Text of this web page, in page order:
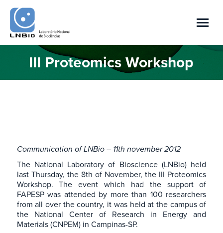
III Proteomics Workshop
Você está aqui:
Communication of LNBio – 11th november 2012
The National Laboratory of Bioscience (LNBio) held
last Thursday, the 8th of November, the III Proteomics
Workshop. The event which had the support of
FAPESP was attended by more than 100 researchers
from all over the country, it was held at the campus of
the National Center of Research in Energy and
Materials (CNPEM) in Campinas-SP.